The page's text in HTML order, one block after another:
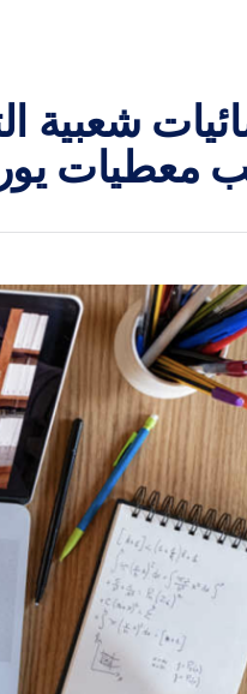
شعبية
معطيات